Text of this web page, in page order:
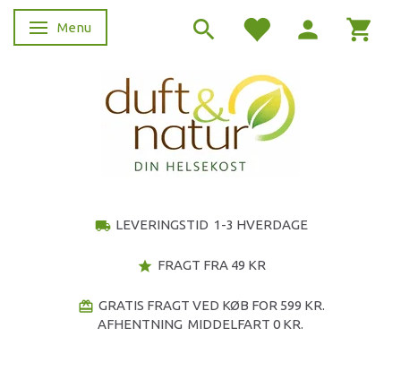
Skifte navigation
Menu
local_shipping LEVERINGSTID 1-3 HVERDAGE
star FRAGT FRA 49 KR
redeem GRATIS FRAGT VED KØB FOR 599 KR.
AFHENTNING MIDDELFART 0 KR.